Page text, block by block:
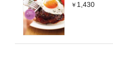
1,430